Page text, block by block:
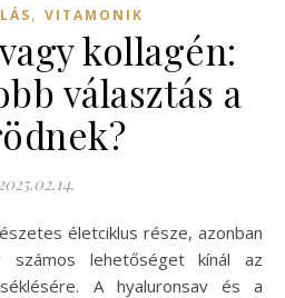
, VITAMONIK
kollagén:
választás a
2025.02.14.
számos lehetőséget kínál az
A hyaluronsav és a